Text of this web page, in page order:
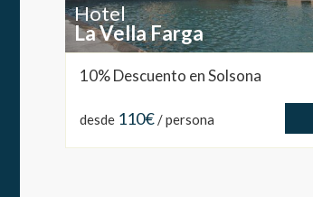
Hotel
La Vella Farga
10% Descuento en Solsona
desde 110€/ persona